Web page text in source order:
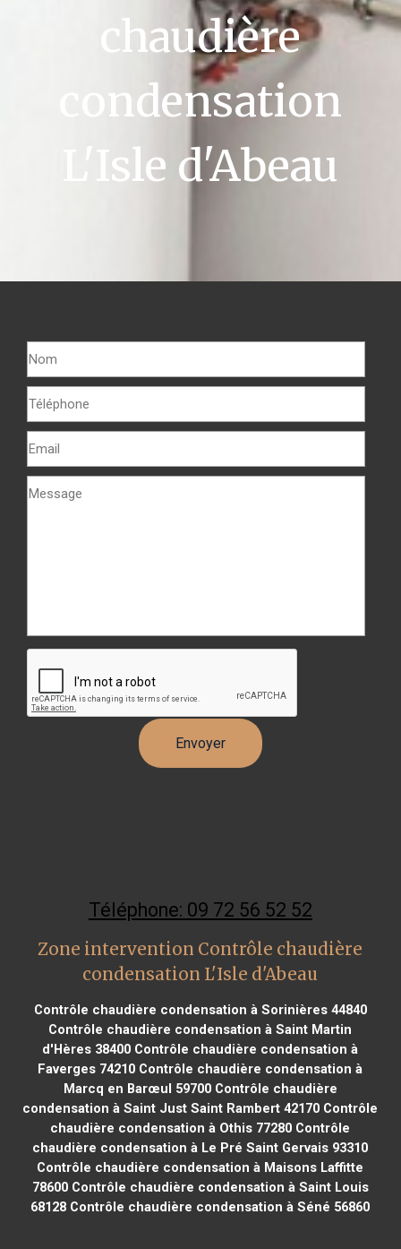
chaudière
condensation
L'Isle d'Abeau
Téléphone: 09 72 56 52 52
Zone intervention Contrôle chaudière
condensation L'Isle d'Abeau
Contrôle chaudière condensation à Sorinières 44840
Contrôle chaudière condensation à Saint Martin
d'Hères 38400 Contrôle chaudière condensation à
Faverges 74210 Contrôle chaudière condensation à
Marcq en Barœul 59700Contrôle chaudière
condensation à Saint Just Saint Rambert 42170 Contrôle
chaudière condensation à Othis 77280 Contrôle
chaudière condensation à Le Pré Saint Gervais 93310
Contrôle chaudière condensation à Maisons Laffitte
78600Contrôle chaudière condensation à Saint Louis
68128 Contrôle chaudière condensation à Séné 56860